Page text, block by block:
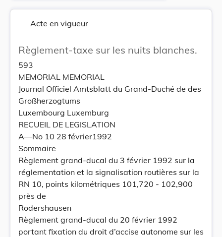
Acte en vigueur
Règlement-taxe sur les nuits blanches.
593
MEMORIAL MEMORIAL
Journal Officiel Amtsblatt du Grand-Duché de des
Großherzogtums
Luxembourg Luxemburg
RECUEIL DE LEGISLATION
A—No 10 28 février1992
Sommaire
Règlement grand-ducal du 3 février 1992 sur la
réglementation et la signalisation routières sur la
RN 10, points kilométriques 101,720 - 102,900
près de
Rodershausen
Règlement grand-ducal du 20 février 1992
portant fixation du droit d’accise autonome sur les